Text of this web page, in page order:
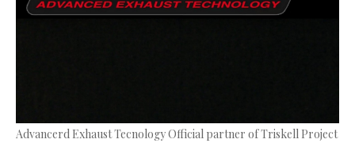
Advancerd Exhaust Tecnology Official partner of Triskell Project